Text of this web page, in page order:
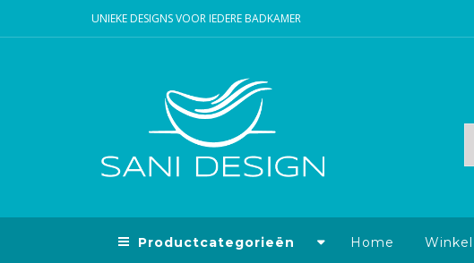
UNIEKE DESIGNS VOOR IEDERE BADKAMER
Productcategorieën Home Winkel